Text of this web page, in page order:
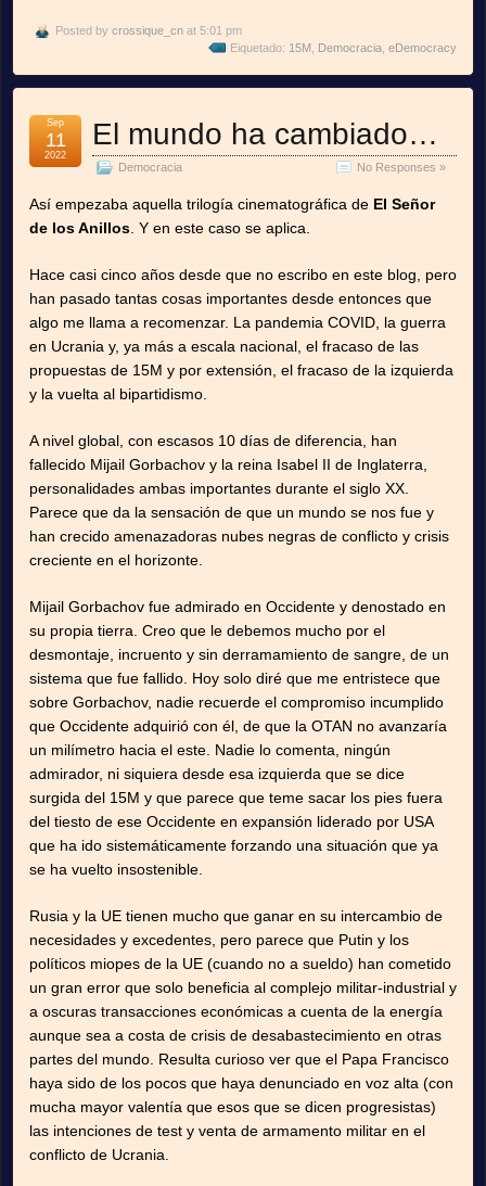
Posted by crossique_cn at 5:01 pm
Eiquetado: 15M Democracia eDemocracy
El mundo ha cambiado…
Democracia No Responses »
Sep
11
2022
Así empezaba aquella trilogía cinematográfica de El Señor
de los Anillos . Y en este caso se aplica.
Hace casi cinco años desde que no escribo en este blog, pero
han pasado tantas cosas importantes desde entonces que
algo me llama a recomenzar. La pandemia COVID, la guerra
en Ucrania y, ya más a escala nacional, el fracaso de las
propuestas de 15M y por extensión, el fracaso de la izquierda
y la vuelta al bipartidismo.
A nivel global, con escasos 10 días de diferencia, han
fallecido Mijail Gorbachov y la reina Isabel II de Inglaterra,
personalidades ambas importantes durante el siglo XX.
Parece que da la sensación de que un mundo se nos fue y
han crecido amenazadoras nubes negras de conflicto y crisis
creciente en el horizonte.
Mijail Gorbachov fue admirado en Occidente y denostado en
su propia tierra. Creo que le debemos mucho por el
desmontaje, incruento y sin derramamiento de sangre, de un
sistema que fue fallido. Hoy solo diré que me entristece que
sobre Gorbachov, nadie recuerde el compromiso incumplido
que Occidente adquirió con él, de que la OTAN no avanzaría
un milímetro hacia el este. Nadie lo comenta, ningún
admirador, ni siquiera desde esa izquierda que se dice
surgida del 15M y que parece que teme sacar los pies fuera
del tiesto de ese Occidente en expansión liderado por USA
que ha ido sistemáticamente forzando una situación que ya
se ha vuelto insostenible.
Rusia y la UE tienen mucho que ganar en su intercambio de
necesidades y excedentes, pero parece que Putin y los
políticos miopes de la UE (cuando no a sueldo) han cometido
un gran error que solo beneficia al complejo militar-industrial y
a oscuras transacciones económicas a cuenta de la energía
aunque sea a costa de crisis de desabastecimiento en otras
partes del mundo. Resulta curioso ver que el Papa Francisco
haya sido de los pocos que haya denunciado en voz alta (con
mucha mayor valentía que esos que se dicen progresistas)
las intenciones de test y venta de armamento militar en el
conflicto de Ucrania.